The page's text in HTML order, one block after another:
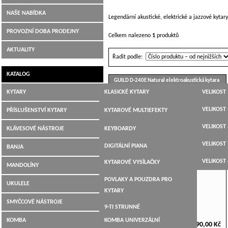
Legendární akustické, elektrické a jazzové kytary
Celkem nalezeno 1 produktů
Řadit podle:
GUILD D-240E Natural elektroakustická kytara
11 990,00 Kč
NAŠE NABÍDKA
PROVOZNÍ DOBA PRODEJNY
AKTUALITY
KATALOG
KYTARY KLASICKÉ KYTARY
JUMBO,
12-TI STRUNNÉ
9-TI STRUNNÉ
PŘÍSLUŠENSTVÍ KYTARY KYTAROVÉ MULTIEFEKTY
LADIČKY
KYTAROVÉ KABELY
KYTAROVÉ VYSÍLAČKY
POVLAKY A POUZDRA PRO
KYTARY
KLÁVESOVÉ NÁSTROJE KEYBOARDY
DIGITÁLNÍ PIANA
BANJA
MANDOLÍNY
UKULELE
SMYČCOVÉ NÁSTROJE
KOMBA KOMBA UNIVERZÁLNÍ